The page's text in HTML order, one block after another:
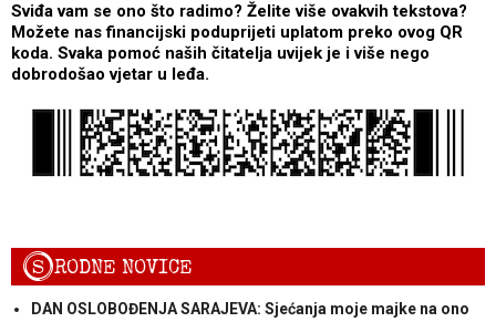
Sviđa vam se ono što radimo? Želite više ovakvih tekstova?
Možete nas financijski poduprijeti uplatom preko ovog QR
koda. Svaka pomoć naših čitatelja uvijek je i više nego
dobrodošao vjetar u leđa.
SRODNE NOVICE
DAN OSLOBOĐENJA SARAJEVA: Sjećanja moje majke na ono